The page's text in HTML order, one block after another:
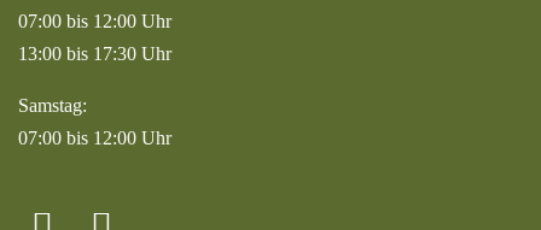
07:00 bis 12:00 Uhr
13:00 bis 17:30 Uhr
Samstag:
07:00 bis 12:00 Uhr